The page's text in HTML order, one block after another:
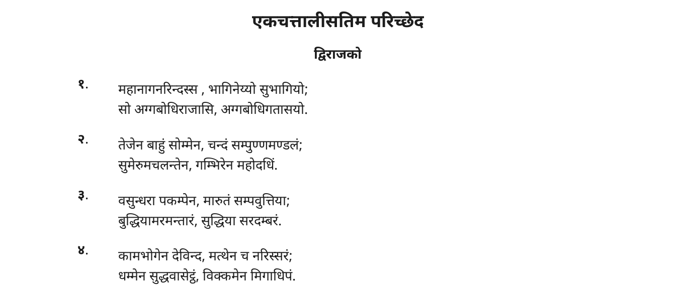
एकचत्तालीसतिम परिच्छेद
द्विराजको
१. महानागनरिन्दस्स , भागिनेय्यो सुभागियो;
सो अग्गबोधिराजासि, अग्गबोधिगतासयो.
२.
तेजेन बाहुं सोम्मेन, चन्दं सम्पुण्णमण्डलं;
सुमेरुमचलन्तेन, गम्भिरेन महोदधिं.
३.
वसुन्धरा पकम्पेन, मारुतं सम्पवुत्तिया;
बुद्धियामरमन्तारं, सुद्धिया सरदम्बरं.
४.
कामभोगेन देविन्द, मत्थेन च नरिस्सरं;
धम्मेन सुद्धवासेट्ठं, विक्कमेन मिगाधिपं.